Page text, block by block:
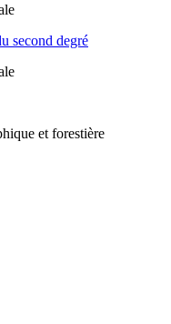
second degré
et forestière